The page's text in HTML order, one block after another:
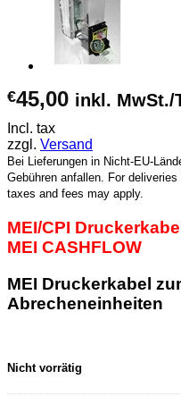
€45,00 inkl. MwSt./
Incl. tax
zzgl. Versand
Bei Lieferungen in Nicht-EU-
Gebühren anfallen. For
taxes and fees may apply.
MEI/CPI
MEI CASHFLOW
MEI Druckerkabel
Abrecheneinheiten
Nicht vorrätig